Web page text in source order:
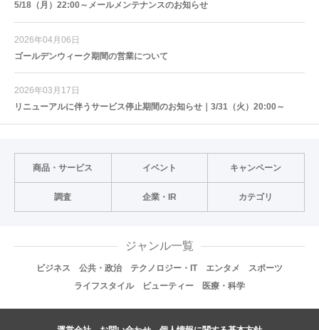
5/18（月）22:00～メールメンテナンスのお知らせ
2026年04月06日
ゴールデンウィーク期間の営業について
2026年03月17日
リニューアルに伴うサービス停止期間のお知らせ｜3/31（火）20:00～
商品・サービス イベント キャンペーン
調査 企業・IR カテゴリ
ジャンル一覧
ビジネス 公共・政治 テクノロジー・IT エンタメ
スポーツ
ライフスタイル
ビューティー 医療・科学